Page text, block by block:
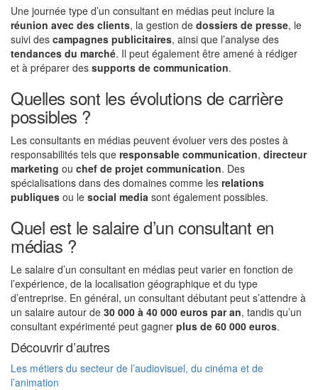
Une journée type d’un consultant en médias peut inclure la
réunion avec des clients, la gestion de dossiers de presse, le
suivi des campagnes publicitaires, ainsi que l’analyse des
tendances du marché. Il peut également être amené à rédiger
et à préparer des supports de communication.
Quelles sont les évolutions de carrière
possibles ?
Les consultants en médias peuvent évoluer vers des postes à
responsabilités tels que responsable communication, directeur
marketing ou chef de projet communication. Des
spécialisations dans des domaines comme les relations
publiques ou le social media sont également possibles.
Quel est le salaire d’un consultant en
médias ?
Le salaire d’un consultant en médias peut varier en fonction de
l’expérience, de la localisation géographique et du type
d’entreprise. En général, un consultant débutant peut s’attendre à
un salaire autour de 30 000 à 40 000 euros par an, tandis qu’un
consultant expérimenté peut gagner plus de 60 000 euros.
Découvrir d’autres
Les métiers du secteur de l’audiovisuel, du cinéma et de
l’animation